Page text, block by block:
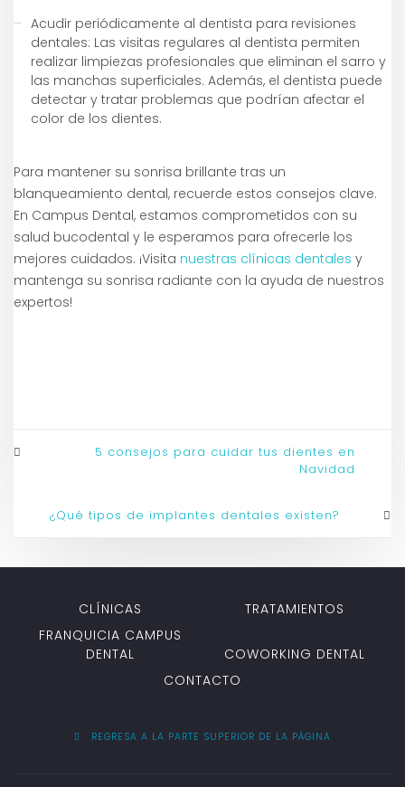
Acudir periódicamente al dentista para revisiones
dentales: Las visitas regulares al dentista permiten
realizar limpiezas profesionales que eliminan el sarro y
las manchas superficiales. Además, el dentista puede
detectar y tratar problemas que podrían afectar el
color de los dientes.
Para mantener su sonrisa brillante tras un
blanqueamiento dental, recuerde estos consejos clave.
En Campus Dental, estamos comprometidos con su
salud bucodental y le esperamos para ofrecerle los
mejores cuidados. ¡Visita nuestras clínicas dentales y
mantenga su sonrisa radiante con la ayuda de nuestros
expertos!
5 consejos para cuidar tus dientes en
Navidad
¿Qué tipos de implantes dentales existen?
CLÍNICAS
TRATAMIENTOS
FRANQUICIA CAMPUS
DENTAL
COWORKING DENTAL
CONTACTO
REGRESA A LA PARTE SUPERIOR DE LA PÁGINA